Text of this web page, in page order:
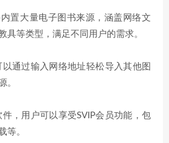
置大量电子图书来源，涵盖网络文
具等类型，满足不同用户的需求。
通过输入网络地址轻松导入其他图
。
，用户可以享受SVIP会员功能，包
等。